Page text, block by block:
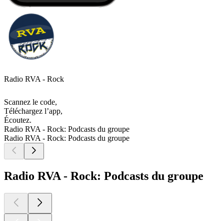
Radio RVA - Rock
Scannez le code,
Téléchargez l’app,
Écoutez.
Radio RVA - Rock: Podcasts du groupe
Radio RVA - Rock: Podcasts du groupe
Radio RVA - Rock: Podcasts du groupe